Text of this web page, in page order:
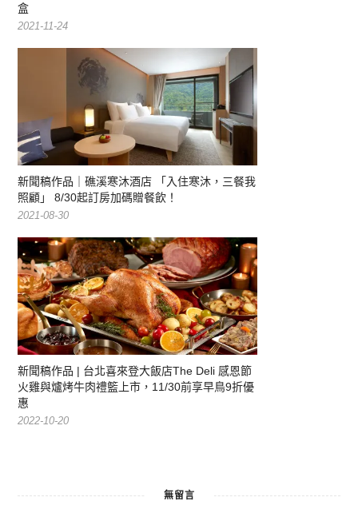
盒
2021-11-24
新聞稿作品｜礁溪寒沐酒店 「入住寒沐，三餐我
照顧」 8/30起訂房加碼贈餐飲！
2021-08-30
新聞稿作品 | 台北喜來登大飯店The Deli 感恩節
火雞與爐烤牛肉禮籃上市，11/30前享早鳥9折優
惠
2022-10-20
無留言